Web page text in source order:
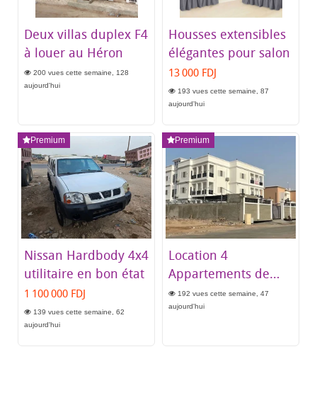
Deux villas duplex F4
à louer au Héron
200 vues cette semaine, 128
aujourd'hui
Housses extensibles
élégantes pour salon
13 000 FDJ
193 vues cette semaine, 87
aujourd'hui
Premium
Nissan Hardbody 4x4
utilitaire en bon état
1 100 000 FDJ
139 vues cette semaine, 62
aujourd'hui
Premium
Location 4
Appartements de
Haut Standing à
Haramous Sud
192 vues cette semaine, 47
aujourd'hui